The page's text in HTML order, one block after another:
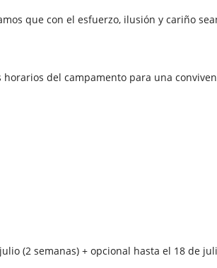
que con el esfuerzo, ilusión y cariño
del campamento para una
(2 semanas) + opcional hasta el 18 de